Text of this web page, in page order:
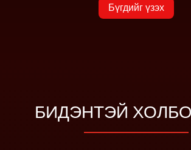
Бүгдийг үзэх
БИДЭНТЭЙ